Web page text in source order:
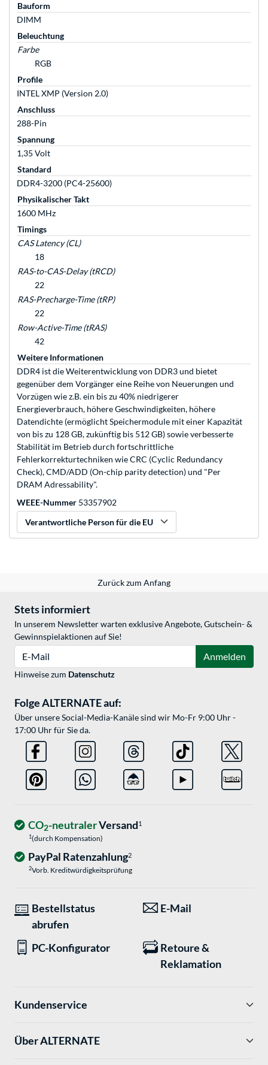
Bauform
DIMM
Beleuchtung
Farbe
RGB
Profile
INTEL XMP (Version 2.0)
Anschluss
288-Pin
Spannung
1,35 Volt
Standard
DDR4-3200 (PC4-25600)
Physikalischer Takt
1600 MHz
Timings
CAS Latency (CL)
18
RAS-to-CAS-Delay (tRCD)
22
RAS-Precharge-Time (tRP)
22
Row-Active-Time (tRAS)
42
Weitere Informationen
DDR4 ist die Weiterentwicklung von DDR3 und bietet
gegenüber dem Vorgänger eine Reihe von Neuerungen und
Vorzügen wie z.B. ein bis zu 40% niedrigerer
Energieverbrauch, höhere Geschwindigkeiten, höhere
Datendichte (ermöglicht Speichermodule mit einer Kapazität
von bis zu 128 GB, zukünftig bis 512 GB) sowie verbesserte
Stabilität im Betrieb durch fortschrittliche
Fehlerkorrekturtechniken wie CRC (Cyclic Redundancy
Check), CMD/ADD (On-chip parity detection) und "Per
DRAM Adressability".
WEEE-Nummer 53357902
Verantwortliche Person für die EU
Zurück zum Anfang
Stets informiert
In unserem Newsletter warten exklusive Angebote, Gutschein- &
Gewinnspielaktionen auf Sie!
Anmelden
Hinweise zum Datenschutz
Folge ALTERNATE auf:
Über unsere Social-Media-Kanäle sind wir Mo-Fr 9:00 Uhr -
17:00 Uhr für Sie da.
CO2-neutralerVersand1
1(durch Kompensation)
PayPal Ratenzahlung2
2Vorb. Kreditwürdigkeitsprüfung
Bestellstatus
abrufen
E-Mail
PC-Konfigurator
Retoure &
Reklamation
Kundenservice
Über ALTERNATE